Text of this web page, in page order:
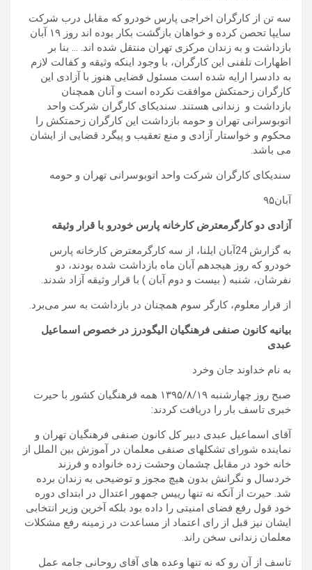
سه تن از کارگران اخراجی پارس خودرو که مقابل درب شرکت
سایپا تحصن کرده و خواهان بازگشت بکار بوده اند روز ۱۹ آبان
بازداشت و به زندان مرکزی تهران منتقل شده اند. … بنا بر
اظهارات تلفنی این کارگران، با وجود اینکه وثیقه و کفالت لازم
به دادسرا ارایه شده است مسئول قضایی هنوز با آزادی این
کارگران زحمتکش موافقت نکرده است و آنان همچنان
بازداشت و زندانی هستند. سندیکای کارگران شرکت واحد
اتوبوسرانی تهران و حومه بازداشت این کارگران زحمتکش را
محکوم و خواستار آزادی و منع تعقیب و پیگرد قضایی از ایشان
می باشد.
سندیکای کارگران شرکت واحد اتوبوسرانی تهران و حومه
آبان۹۵
آزادی دو کارگرمعترض کارخانه پارس خودرو با قرار وثیقه
به گزارش 24آبان ایلنا، از سه کارگرمعترض کارخانه پارس
خودرو که روز هیجدهم آبان ماه بازداشت شده بودند، دو
نفرشان، شنبه ( بیست و دوم آبان ) با قرار وثیقه آزاد شدند.
از قرار معلوم، کارگر سوم همچنان در بازداشت به سر می‌برد.
بیانیه کانون صنفی فرهنگیان اليگودرز در خصوص اسماعیل
عبدی
به نام خداوند جان وخرد
صبح روز چهارشنبه ۱۳۹۵/۸/۱۹ همه فرهنگیان کشور با حیرت
خبری تاسف بار را دریافت کردند:
آقای اسماعیل عبدی دبیر کل کانون صنفی فرهنگیان تهران و
نماینده شورای تشکلهای صنفی معلمان در آموزش بین الملل از
خانه خود در مقابل چشمان وحشت زده خانواده و فرزند
خردسال و نگرانش بدون هیچ مجوز و توضیحی به زندان برده
شد. حیرت از آنکه نه تنها رییس جمهور اعتدال در ابتدای دوره
خود قول رفع فضای امنیتی را داده بود بلکه آخرین وزیر انتخابی
ایشان نیز قبل از رای اعتماد از مساعدت در زمینه رفع مشکلات
معلمان زندانی سخن راند.
تاسف از آن رو که نه تنها وعده های آقای روحانی جامه عمل